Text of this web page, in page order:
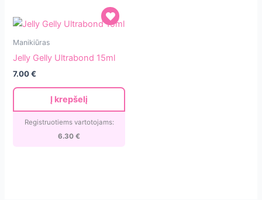
Jelly
Ultrabond
15ml
Manikiūras
Jelly Gelly Ultrabond 15ml
7.00€
Į krepšelį
Registruotiems vartotojams:
6.30€